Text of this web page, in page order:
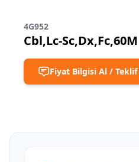
4G952
Cbl,Lc-Sc,Dx,Fc,60M
Fiyat Bilgisi Al /